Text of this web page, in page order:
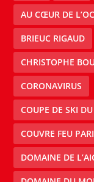
AU CŒUR DE
BRIEUC RIGAUD
CHRISTOPHE
CORONAVIRUS
COUPE DE SKI
COUVRE FEU
DOMAINE DE